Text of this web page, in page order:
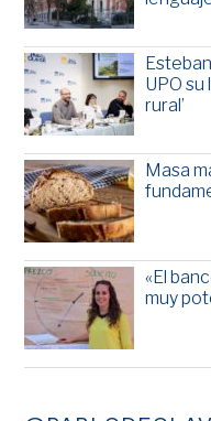
UPO su
rural’
Masa
«El
muy